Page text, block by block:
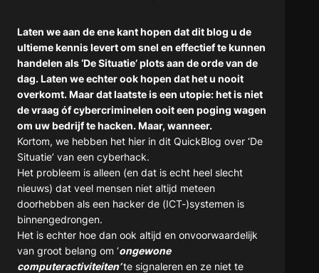
Laten we aan de ene kant hopen dat dit blog u de
ultieme kennis levert om snel en effectief te kunnen
handelen als ‘De Situatie’ plots aan de orde van de
dag. Laten we echter ook hopen dat het u nooit
overkomt. Maar dat laatste is een utopie: het is niet
de vraag óf cybercriminelen ooit een poging wagen
om uw bedrijf te hacken. Maar, wanneer.
Kortom, we hebben het hier in dit QuickBlog over ‘De
Situatie’ van een cyberhack.
Het probleem is alleen (en dat is echt heel slecht
nieuws) dat veel mensen niet altijd meteen
doorhebben als een hacker de (ICT-)systemen is
binnengedrongen.
Het is echter hoe dan ook altijd en onvoorwaardelijk
van groot belang om ‘ongewone
computeractiviteiten’te signaleren en ze niet te